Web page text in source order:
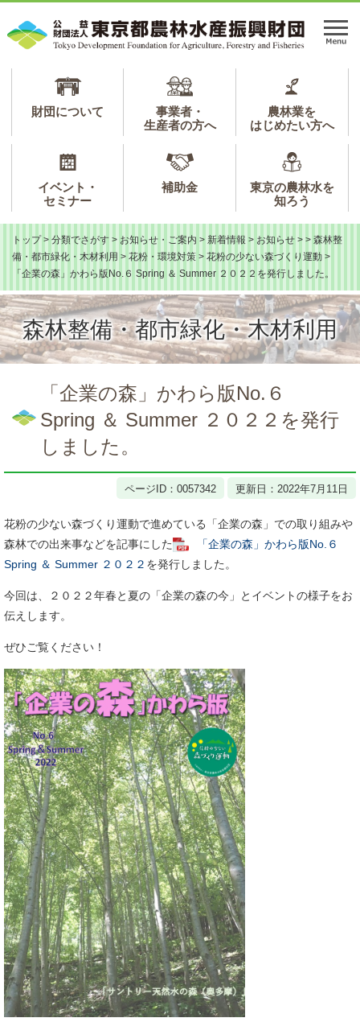
ジ
ュ
メ
財団について
事業者・
生産者の方へ
農林業を
はじめたい方へ
イベント・
セミナー
補助金
東京の農林水を
知ろう
トップ > 分類でさがす > お知らせ・ご案内 > 新着情報 > お知らせ > > 森林整
備・都市緑化・木材利用 > 花粉・環境対策 > 花粉の少ない森づくり運動 >
「企業の森」かわら版No.６ Spring ＆ Summer ２０２２を発行しました。
森林整備・都市緑化・木材利用
「企業の森」かわら版No.６
Spring ＆ Summer ２０２２を発行
しました。
ページID：0057342 更新日：2022年7月11日
花粉の少ない森づくり運動で進めている「企業の森」での取り組みや
森林での出来事などを記事にした
「企業の森」かわら版No.６
Spring ＆ Summer ２０２２ を発行しました。
今回は、２０２２年春と夏の「企業の森の今」とイベントの様子をお
伝えします。
ぜひご覧ください！